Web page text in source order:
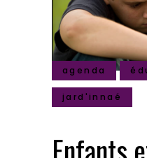
agenda
jard'innaé